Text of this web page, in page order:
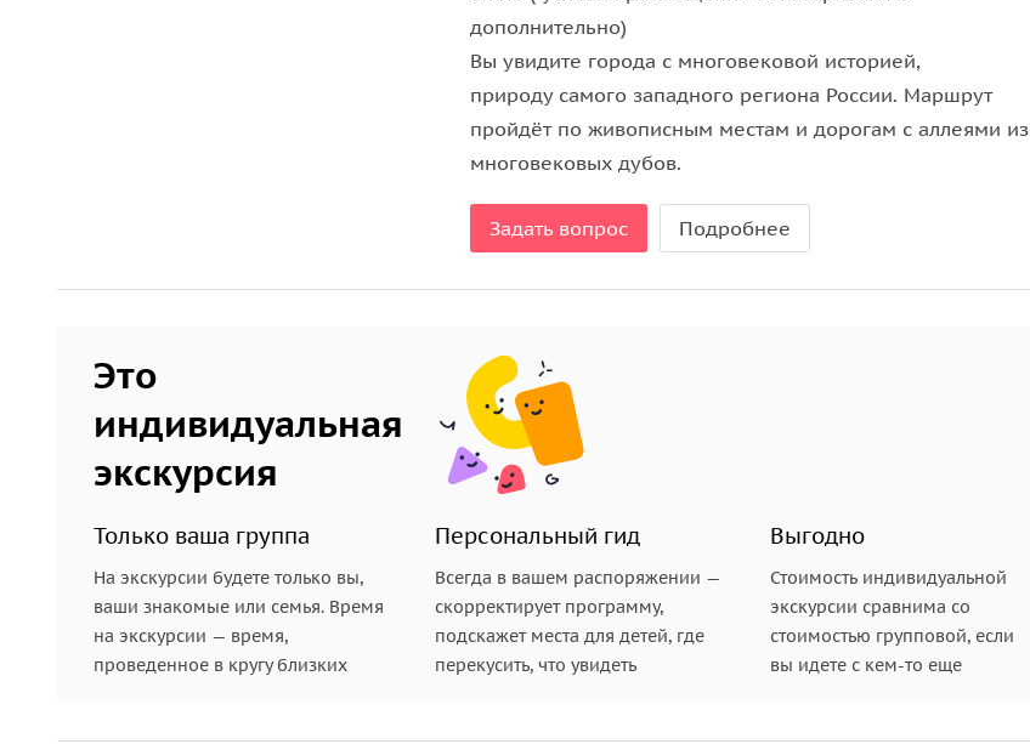
дополнительно)
Вы увидите города с многовековой историей,
природу самого западного региона России. Маршрут
пройдёт по живописным местам и дорогам с аллеями из
многовековых дубов.
Задать вопрос Подробнее
Это
индивидуальная
экскурсия
Только ваша группа
На экскурсии будете только вы,
ваши знакомые или семья. Время
на экскурсии — время,
проведенное в кругу близких
Персональный гид
Всегда в вашем распоряжении —
скорректирует программу,
подскажет места для детей, где
перекусить, что увидеть
Выгодно
Стоимость индивидуальной
экскурсии сравнима со
стоимостью групповой, если
вы идете с кем-то еще